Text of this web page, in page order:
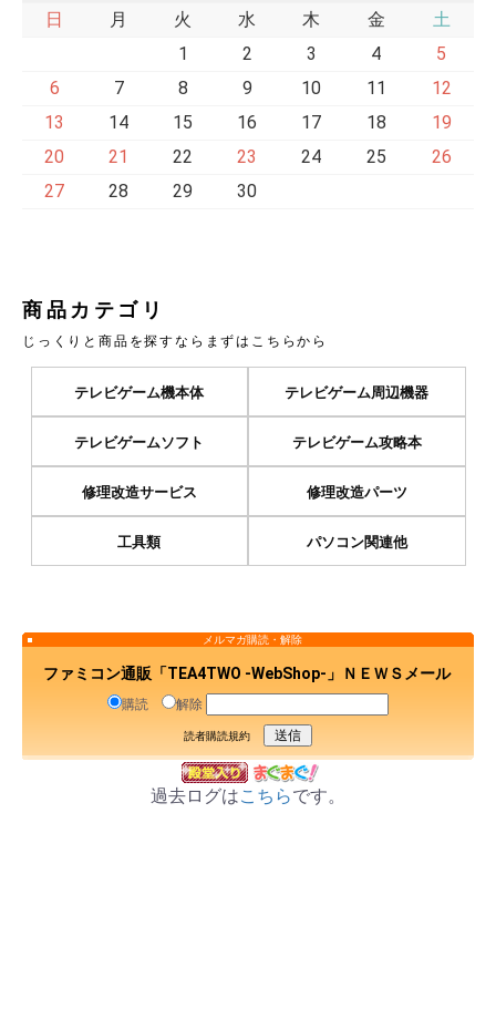
日 月 火 水 木 金
土
1
2 3 4
5
6
7 8 9 10 11
12
13
14 15 16 17 18
19
20
21 22 23 24 25
26
27
28 29 30
商品カテゴリ
じっくりと商品を探すならまずはこちらから
テレビゲーム機本体 テレビゲーム周辺機器
テレビゲームソフト テレビゲーム攻略本
修理改造サービス 修理改造パーツ
工具類 パソコン関連他
メルマガ購読・解除
ファミコン通販「TEA4TWO -WebShop-」ＮＥＷＳメール
購読 解除
読者購読規約
過去ログはこちらです。